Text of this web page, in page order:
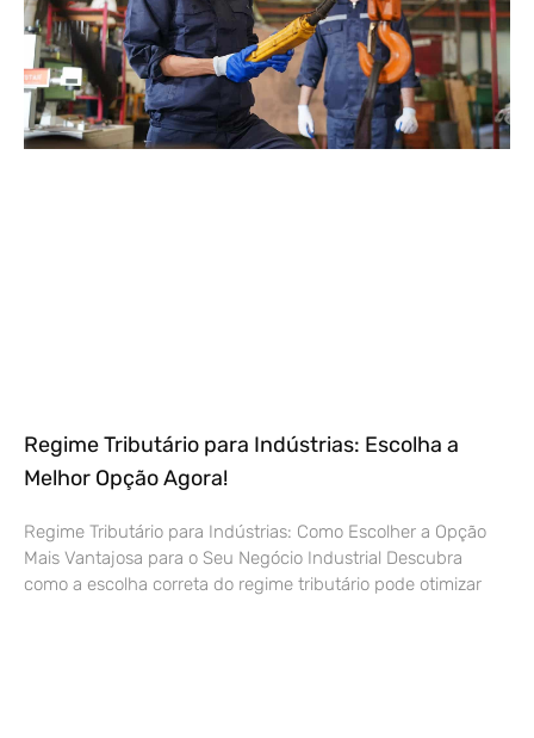
Regime Tributário para Indústrias: Escolha a
Melhor Opção Agora!
Regime Tributário para Indústrias: Como Escolher a Opção
Mais Vantajosa para o Seu Negócio Industrial Descubra
como a escolha correta do regime tributário pode otimizar